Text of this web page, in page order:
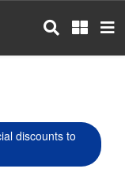
discounts to